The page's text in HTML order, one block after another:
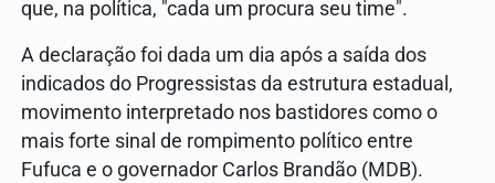
que, na política, "cada um procura seu time".
A declaração foi dada um dia após a saída dos
indicados do Progressistas da estrutura estadual,
movimento interpretado nos bastidores como o
mais forte sinal de rompimento político entre
Fufuca e o governador Carlos Brandão (MDB).